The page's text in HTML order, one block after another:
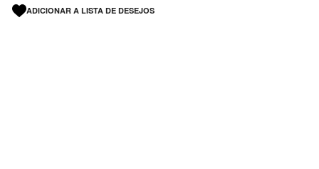
ADICIONAR A LISTA DE DESEJOS